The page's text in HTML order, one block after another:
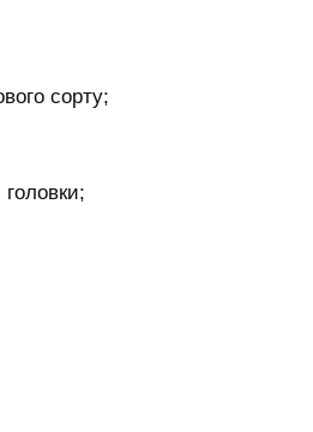
сорту;